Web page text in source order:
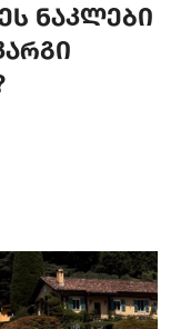
ნაკლები